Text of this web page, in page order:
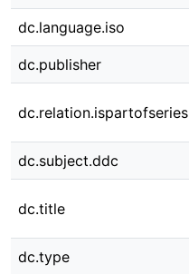
dc.language.iso
dc.publisher
dc.relation.ispartofseries
dc.subject.ddc
dc.title
dc.type